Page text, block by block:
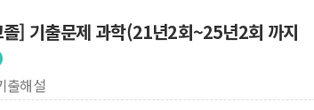
] 기출문제 과학(21년2회~25년2회 까지
출해설